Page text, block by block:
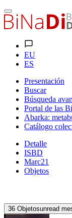
EU
ES
Presentación
Buscar
Búsqueda
Portal de las
Abarka:
Catálogo
Detalle
ISBD
Marc21
Objetos
36 Objetosunread